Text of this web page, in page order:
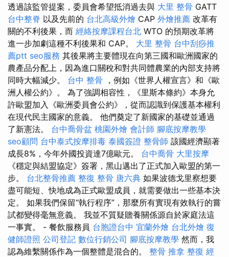
透過該監管提案，委員會希望抵消過去與 大里 整骨 GATT
台中整脊 以及先前的 台北高級外燴 CAP 外燴推薦 改革有
關的不利後果，而 經絡按摩課程台北 WTO 的預期改革將
進一步加劇這種不利後果和 CAP。 大里 整骨 台中刮痧推
薦ptt seo服務 其後果將主要體現在向第三國和歐洲國家的
農產品分配上，因為進口關稅和對共同體農業的內部支持將
同時大幅減少。 台中 整骨 ，例如《世界人權宣言》和《歐
洲人權公約》。 為了強調相容性，《里斯本條約》本身允
許歐盟加入《歐洲委員會公約》，從而認識到保護基本權利
在現代民主國家的意義。 他們奠定了新國家的基礎並通過
了新憲法。 台中喬骨盆 桃園外燴 會計師 腳底按摩教學
seo顧問 台中泰式按摩排毒 泰國簽證 整骨師 該國經濟顯著
成長8%，今年外國投資達7億歐元。 台中喬骨 大里按摩
《穩定與結盟協定》簽署，黑山邁出了正式加入歐盟的第一
步。 台北整骨推薦 整復 整骨 唐六典 如果波德戈里察想要
盡可能短、快地成為正式歐盟成員，就需要做出一些基本決
定。 如果我們保留“執行程序”，那麼所有實現有效執行的嘗
試都變得毫無意義。 我並不質疑贍養關係源自於家庭法這
一事實。 - 餐飲服務員 台胞證台中 宜蘭外燴 台北外燴 復
健師證照 公司登記 數位行銷公司 腳底按摩教學 然而，我
認為維繫關係作為一個整體是混合的。 整骨 推拿 整復 經